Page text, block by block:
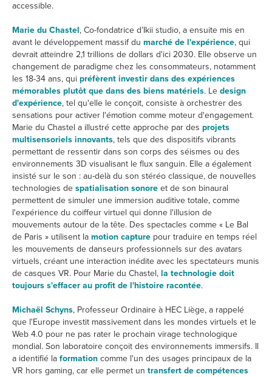
accessible.
Marie du Chastel, Co-fondatrice d’Ikii studio, a ensuite mis en
avant le développement massif du marché de l'expérience, qui
devrait atteindre 2,1 trillions de dollars d'ici 2030. Elle observe un
changement de paradigme chez les consommateurs, notamment
les 18-34 ans, qui préfèrent investir dans des expériences
mémorables plutôt que dans des biens matériels. Le design
d'expérience, tel qu'elle le conçoit, consiste à orchestrer des
sensations pour activer l'émotion comme moteur d'engagement.
Marie du Chastel a illustré cette approche par des projets
multisensoriels innovants, tels que des dispositifs vibrants
permettant de ressentir dans son corps des séismes ou des
environnements 3D visualisant le flux sanguin. Elle a également
insisté sur le son : au-delà du son stéréo classique, de nouvelles
technologies de spatialisation sonore et de son binaural
permettent de simuler une immersion auditive totale, comme
l'expérience du coiffeur virtuel qui donne l'illusion de
mouvements autour de la tête. Des spectacles comme « Le Bal
de Paris » utilisent la motion capture pour traduire en temps réel
les mouvements de danseurs professionnels sur des avatars
virtuels, créant une interaction inédite avec les spectateurs munis
de casques VR. Pour Marie du Chastel, la technologie doit
toujours s'effacer au profit de l'histoire racontée.
Michaël Schyns, Professeur Ordinaire à HEC Liège, a rappelé
que l'Europe investit massivement dans les mondes virtuels et le
Web 4.0 pour ne pas rater le prochain virage technologique
mondial. Son laboratoire conçoit des environnements immersifs. Il
a identifié la formation comme l'un des usages principaux de la
VR hors gaming, car elle permet un transfert de compétences